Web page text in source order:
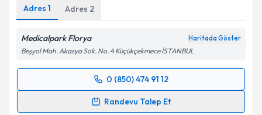
Adres 1 Adres 2
Medicalpark Florya Haritada Göster
Beşyol Mah. Akasya Sok. No. 4 Küçükçekmece İSTANBUL
0 (850) 474 91 12
Randevu Talep Et
Randevu Takvimi Talebi